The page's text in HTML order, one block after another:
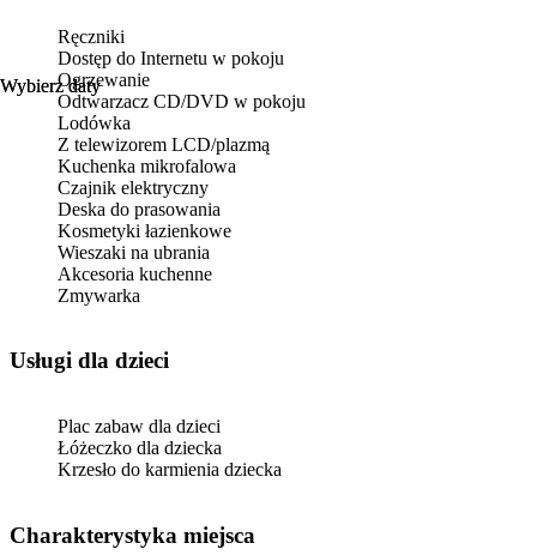
Wybierz daty
Wybierz daty
Ręczniki
Dostęp do Internetu w pokoju
Ogrzewanie
Odtwarzacz CD/DVD w pokoju
Lodówka
Z telewizorem LCD/plazmą
Kuchenka mikrofalowa
Czajnik elektryczny
Deska do prasowania
Kosmetyki łazienkowe
Wieszaki na ubrania
Akcesoria kuchenne
Zmywarka
usługi dla dzieci
Plac zabaw dla dzieci
Łóżeczko dla dziecka
Krzesło do karmienia dziecka
Charakterystyka miejsca